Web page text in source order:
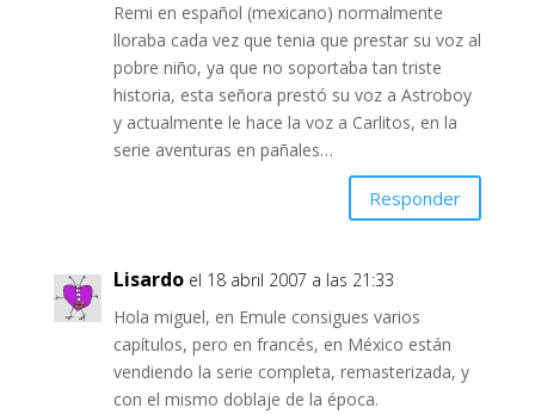
Remi en español (mexicano) normalmente
lloraba cada vez que tenia que prestar su voz al
pobre niño, ya que no soportaba tan triste
historia, esta señora prestó su voz a Astroboy
y actualmente le hace la voz a Carlitos, en la
serie aventuras en pañales…
Responder
Lisardo el 18 abril 2007 a las 21:33
Hola miguel, en Emule consigues varios
capítulos, pero en francés, en México están
vendiendo la serie completa, remasterizada, y
con el mismo doblaje de la época.